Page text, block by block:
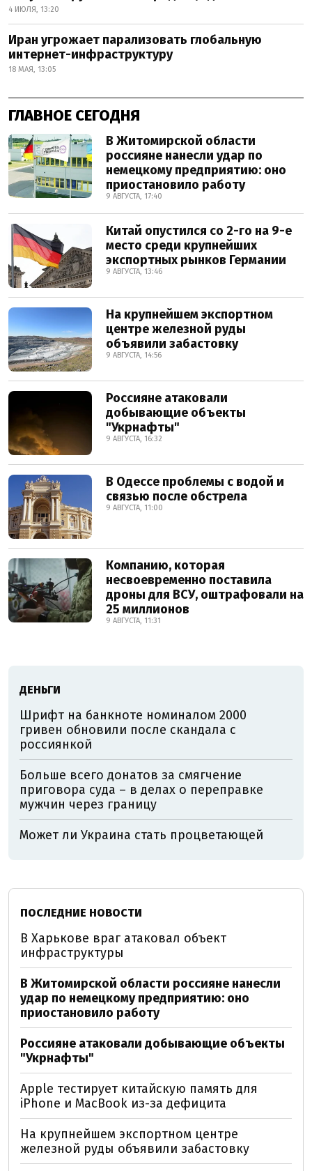
4 ИЮЛЯ, 13:20
Иран угрожает парализовать глобальную
интернет-инфраструктуру
18 МАЯ, 13:05
ГЛАВНОЕ СЕГОДНЯ
В Житомирской области
россияне нанесли удар по
немецкому предприятию: оно
приостановило работу
9 АВГУСТА, 17:40
Китай опустился со 2-го на 9-е
место среди крупнейших
экспортных рынков Германии
9 АВГУСТА, 13:46
На крупнейшем экспортном
центре железной руды
объявили забастовку
9 АВГУСТА, 14:56
Россияне атаковали
добывающие объекты
"Укрнафты"
9 АВГУСТА, 16:32
В Одессе проблемы с водой и
связью после обстрела
9 АВГУСТА, 11:00
Компанию, которая
несвоевременно поставила
дроны для ВСУ, оштрафовали на
25 миллионов
9 АВГУСТА, 11:31
ДЕНЬГИ
Шрифт на банкноте номиналом 2000
гривен обновили после скандала с
россиянкой
Больше всего донатов за смягчение
приговора суда – в делах о переправке
мужчин через границу
Может ли Украина стать процветающей
ПОСЛЕДНИЕ НОВОСТИ
В Харькове враг атаковал объект
инфраструктуры
В Житомирской области россияне нанесли
удар по немецкому предприятию: оно
приостановило работу
Россияне атаковали добывающие объекты
"Укрнафты"
Apple тестирует китайскую память для
iPhone и MacBook из-за дефицита
На крупнейшем экспортном центре
железной руды объявили забастовку